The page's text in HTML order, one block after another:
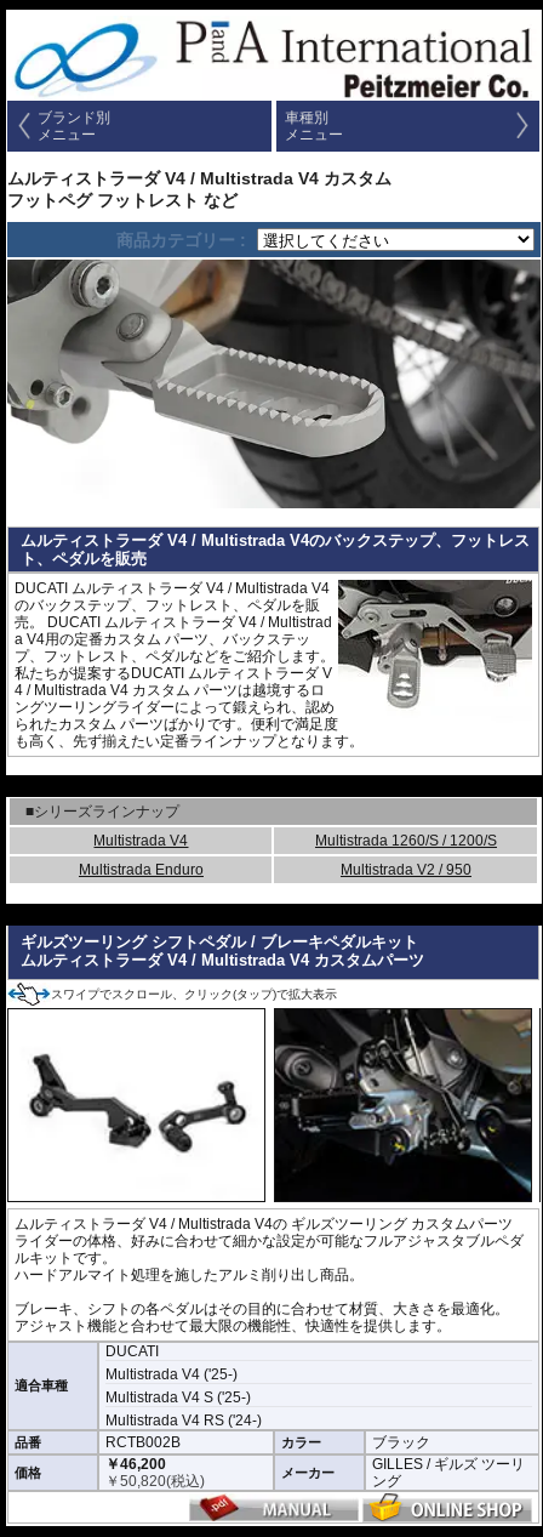
ブランド別
メニュー
車種別
メニュー
ムルティストラーダ V4 / Multistrada V4 カスタム
フットペグ フットレスト など
商品カテゴリー :
ムルティストラーダ V4 / Multistrada V4のバックステップ、フットレス
ト、ペダルを販売
DUCATI ムルティストラーダ V4 / Multistrada V4
のバックステップ、フットレスト、ペダルを販
売。 DUCATI ムルティストラーダ V4 / Multistrad
a V4用の定番カスタム パーツ、バックステッ
プ、フットレスト、ペダルなどをご紹介します。
私たちが提案するDUCATI ムルティストラーダ V
4 / Multistrada V4 カスタム パーツは越境するロ
ングツーリングライダーによって鍛えられ、認め
られたカスタム パーツばかりです。便利で満足度
も高く、先ず揃えたい定番ラインナップとなります。
■シリーズラインナップ
Multistrada V4
Multistrada 1260/S / 1200/S
Multistrada Enduro
Multistrada V2 / 950
ギルズツーリング シフトペダル / ブレーキペダルキット
ムルティストラーダ V4 / Multistrada V4 カスタムパーツ
スワイプでスクロール、クリック(タップ)で拡大表示
ムルティストラーダ V4 / Multistrada V4の ギルズツーリング カスタムパーツ
ライダーの体格、好みに合わせて細かな設定が可能なフルアジャスタブルペダ
ルキットです。
ハードアルマイト処理を施したアルミ削り出し商品。
ブレーキ、シフトの各ペダルはその目的に合わせて材質、大きさを最適化。
アジャスト機能と合わせて最大限の機能性、快適性を提供します。
適合車種
DUCATI
Multistrada V4 ('25-)
Multistrada V4 S ('25-)
Multistrada V4 RS ('24-)
品番 RCTB002B カラー ブラック
価格
￥46,200
￥50,820(税込) メーカー
GILLES / ギルズ ツーリ
ング